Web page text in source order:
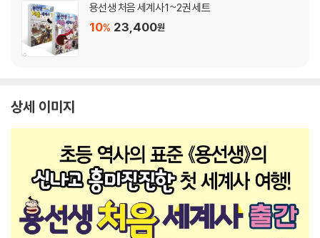
용선생 처음 세계사 1~2권 세트
10% 23,400원
상세 이미지